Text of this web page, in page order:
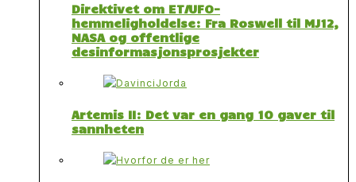
Direktivet om ET/UFO-
hemmeligholdelse: Fra Roswell til MJ12,
NASA og offentlige
desinformasjonsprosjekter
Artemis II: Det var en gang 10 gaver til
sannheten